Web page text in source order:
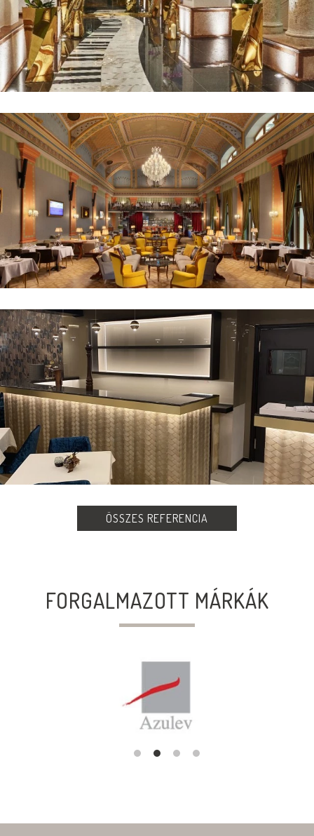
ÖSSZES REFERENCIA
FORGALMAZOTT MÁRKÁK